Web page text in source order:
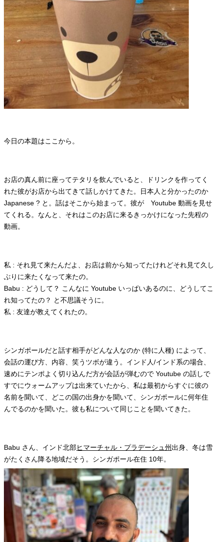
今日の本題はここから。
お店の真ん前に座ってテタリを飲んでいると、ドリンクを作ってく
れた彼がお店から出てきて話しかけてきた。日本人と分かったのか
Japanese ? と。話はそこから始まって。彼が Youtube 動画を見せ
てくれる。なんと、それはこのお店に来るきっかけになった先程の
動画。
私 : それ見て来たんだよ、お店は前から知ってたけれどそれ見て久し
ぶりに来たくなって来たの。
Babu : どうして？ こんなに Youtube いっぱいあるのに、どうしてこ
れ知ってたの？ と不思議そうに。
私 : 友達が教えてくれたの。
シンガポールだと話す相手がどんな人なのか (特に人種) によって、
会話の運び方、内容、笑うツボが違う。インド人/インド系の場合、
速めにテンポよく切り込んだ方が会話が弾むので Youtube の話しで
すでにウォームアップは出来ていたから、私は最初からすぐに彼の
名前を聞いて、どこの国の出身かを聞いて、シンガポールに何年住
んでるのかを聞いた。彼も私について同じことを聞いてきた。
Babu さん、インド北部ヒマーチャル・プラデーシュ州出身、冬は雪
がたくさん降る地域だそう。シンガポール在住 10年。